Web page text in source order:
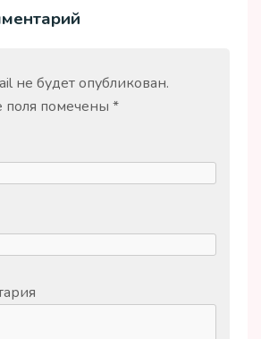
не будет опубликован.
поля помечены *